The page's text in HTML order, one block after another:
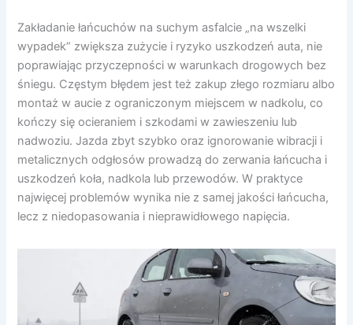
Zakładanie łańcuchów na suchym asfalcie „na wszelki
wypadek” zwiększa zużycie i ryzyko uszkodzeń auta, nie
poprawiając przyczepności w warunkach drogowych bez
śniegu. Częstym błędem jest też zakup złego rozmiaru albo
montaż w aucie z ograniczonym miejscem w nadkolu, co
kończy się ocieraniem i szkodami w zawieszeniu lub
nadwoziu. Jazda zbyt szybko oraz ignorowanie wibracji i
metalicznych odgłosów prowadzą do zerwania łańcucha i
uszkodzeń koła, nadkola lub przewodów. W praktyce
najwięcej problemów wynika nie z samej jakości łańcucha,
lecz z niedopasowania i nieprawidłowego napięcia.